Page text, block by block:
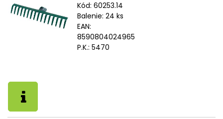
Kód:60253.14
Balenie: 24 ks
EAN:
8590804024965
P.K.: 5470